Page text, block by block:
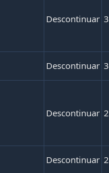
Descontinuar
Descontinuar
Descontinuar
Descontinuar